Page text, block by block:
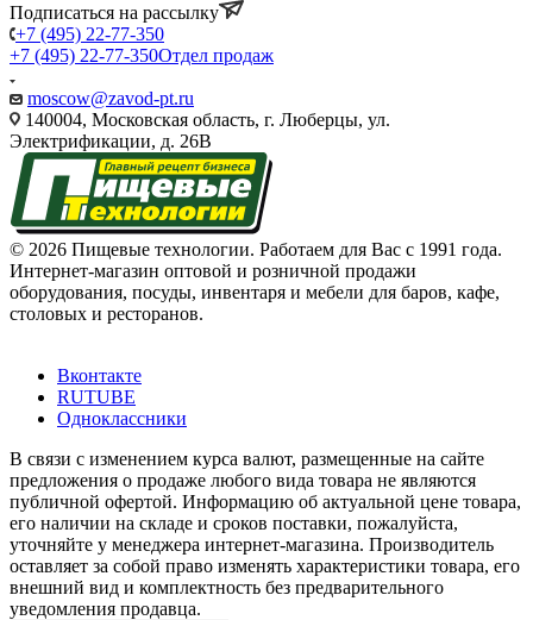
Подписаться на рассылку
+7 (495) 22-77-350
+7 (495) 22-77-350Отдел продаж
moscow@zavod-pt.ru
140004, Московская область, г. Люберцы, ул.
Электрификации, д. 26В
© 2026 Пищевые технологии. Работаем для Вас с 1991 года.
Интернет-магазин оптовой и розничной продажи
оборудования, посуды, инвентаря и мебели для баров, кафе,
столовых и ресторанов.
Вконтакте
RUTUBE
Одноклассники
В связи с изменением курса валют, размещенные на сайте
предложения о продаже любого вида товара не являются
публичной офертой. Информацию об актуальной цене товара,
его наличии на складе и сроков поставки, пожалуйста,
уточняйте у менеджера интернет-магазина. Производитель
оставляет за собой право изменять характеристики товара, его
внешний вид и комплектность без предварительного
уведомления продавца.